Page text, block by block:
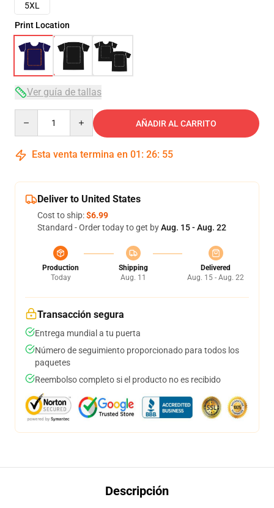
5XL
Print Location
Ver guía de tallas
AÑADIR AL CARRITO
Esta venta termina en 01 : 26: 54
Deliver to United States
Cost to ship:$6.99
Standard - Order today to get byAug. 15 - Aug. 22
Production
Today
Shipping
Aug. 11
Delivered
Aug. 15 - Aug. 22
Transacción segura
Entrega mundial a tu puerta
Número de seguimiento proporcionado para todos los
paquetes
Reembolso completo si el producto no es recibido
Descripción